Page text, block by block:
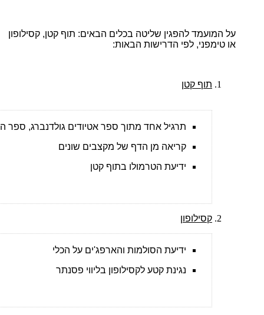
על המועמד להפגין שליטה בכלים הבאים: תוף קטן, קסילופון
או טימפני, לפי הדרישות הבאות:
תוף קטן
תרגיל אחד מתוך ספר אטיודים גולדנברג, ספר
קריאה מן הדף של מקצבים שונים
ידיעת הטרמולו בתוף קטן
קסילופון
ידיעת הסולמות והארפג'ים על הכלי
נגינת קטע לקסילופון בליווי פסנתר